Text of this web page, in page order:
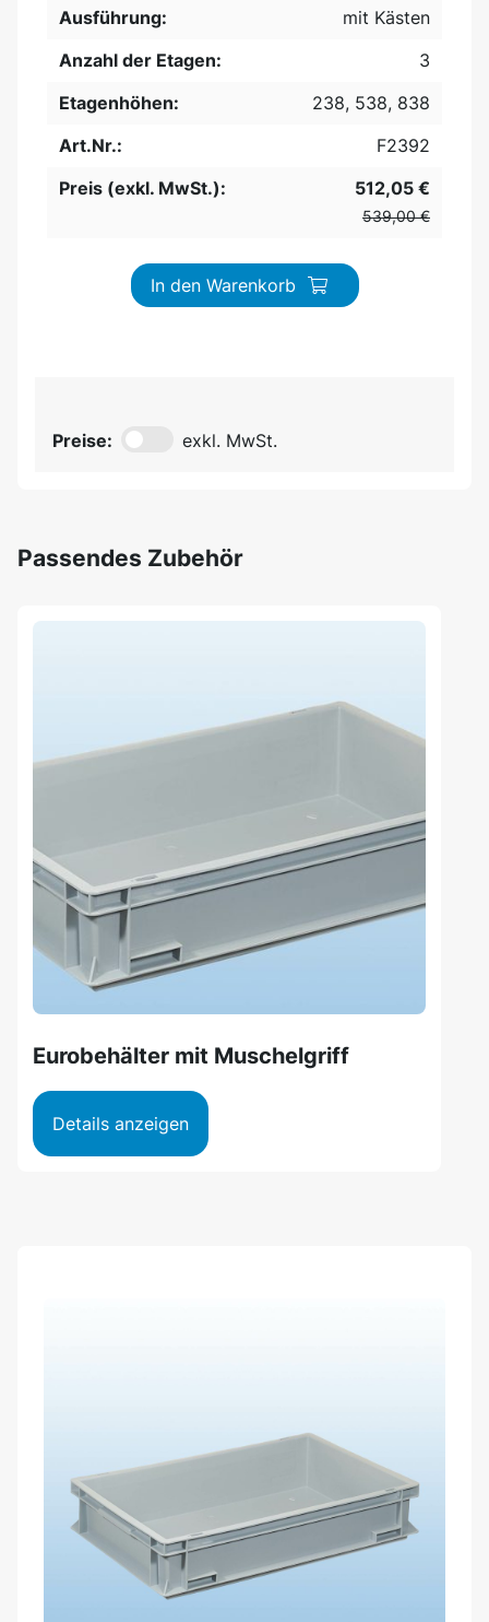
Ausführung:
mit Kästen
Anzahl der Etagen:
3
Etagenhöhen:
238, 538, 838
Art.Nr.:
F2392
Preis (exkl. MwSt.):
512,05 €
539,00 €
In den Warenkorb
Preise: exkl. MwSt.
Passendes Zubehör
Eurobehälter mit Muschelgriff
Details anzeigen